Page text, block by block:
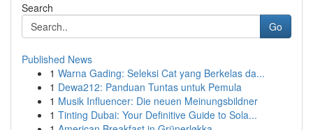
Search
Go
Published News
1 Warna Gading: Seleksi Cat yang Berkelas da...
1 Dewa212: Panduan Tuntas untuk Pemula
1 Musik Influencer: Die neuen Meinungsbildner
1 Tinting Dubai: Your Definitive Guide to Sola...